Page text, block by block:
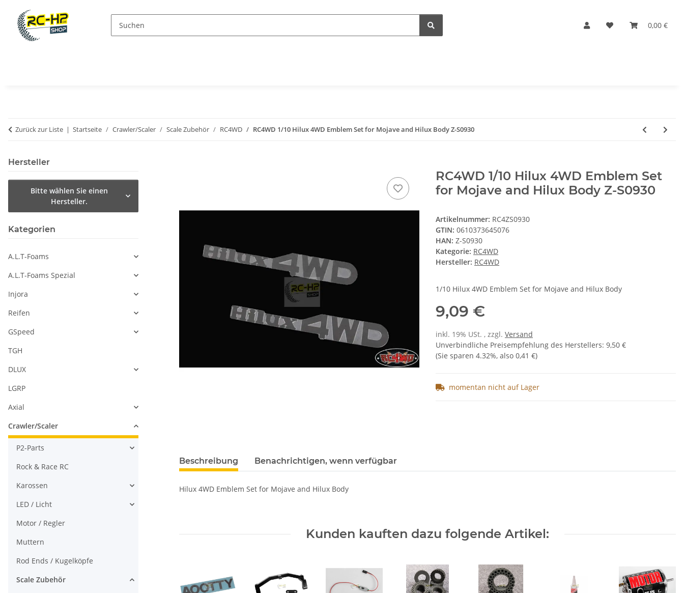
0,00 €
Zurück zur Liste Startseite Crawler/Scaler Scale Zubehör RC4WD RC4WD 1/10 Hilux 4WD Emblem Set for Mojave and Hilux Body Z-S0930
RC4WD 1/10 Hilux 4WD Emblem Set
for Mojave and Hilux Body Z-S0930
Artikelnummer: RC4ZS0930
GTIN: 0610373645076
HAN: Z-S0930
Kategorie: RC4WD
Hersteller: RC4WD
1/10 Hilux 4WD Emblem Set for Mojave and Hilux Body
9,09 €
inkl. 19% USt. , zzgl. Versand
Unverbindliche Preisempfehlung des Herstellers: 9,50 €
(Sie sparen 4.32%, also 0,41 €)
momentan nicht auf Lager
Beschreibung Benachrichtigen, wenn verfügbar
Hilux 4WD Emblem Set for Mojave and Hilux Body
Kunden kauften dazu folgende Artikel:
Hersteller
Bitte wählen Sie einen
Hersteller.
Kategorien
A.L.T-Foams
A.L.T-Foams Spezial
Injora
Reifen
GSpeed
TGH
DLUX
LGRP
Axial
Crawler/Scaler
P2-Parts
Rock & Race RC
Karossen
LED / Licht
Motor / Regler
Muttern
Rod Ends / Kugelköpfe
Scale Zubehör